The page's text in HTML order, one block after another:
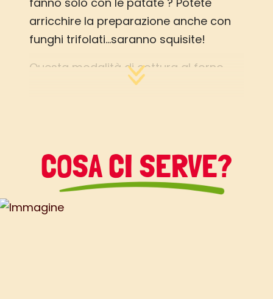
arricchire la preparazione anche con
funghi trifolati…saranno squisite!
Questa modalità di cottura al forno
permette di riscoprire il piacere delle
COSA CI SERVE?